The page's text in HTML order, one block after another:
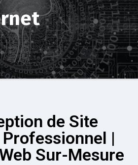
de Site
|
Sur-Mesure